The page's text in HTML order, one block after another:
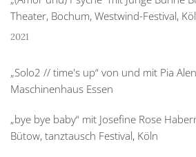
Theater, Bochum, Westwind-Festival,
2021
„Solo2 // time's up“ von und mit Pia
Maschinenhaus Essen
„bye bye baby“ mit Josefine Rose
Bütow, tanztausch Festival, Köln